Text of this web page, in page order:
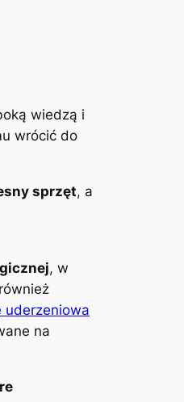
wiedzą i
wrócić do
sprzęt, a
, w
uderzeniowa
na